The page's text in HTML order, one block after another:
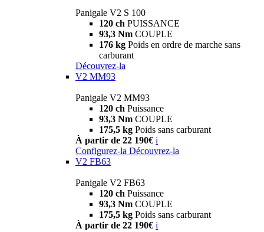
Panigale V2 S 100
120 ch PUISSANCE
93,3 Nm COUPLE
176 kg Poids en ordre de marche sans
carburant
Découvrez-la
V2 MM93
Panigale V2 MM93
120 ch Puissance
93,3 Nm COUPLE
175,5 kg Poids sans carburant
À partir de 22 190€ i
Configurez-la Découvrez-la
V2 FB63
Panigale V2 FB63
120 ch Puissance
93,3 Nm COUPLE
175,5 kg Poids sans carburant
À partir de 22 190€ i